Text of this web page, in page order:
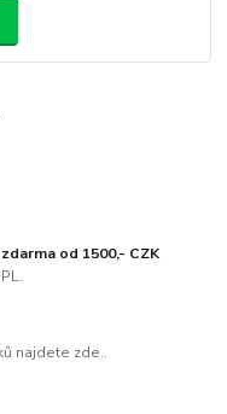
od 1500,- CZK
najdete zde..